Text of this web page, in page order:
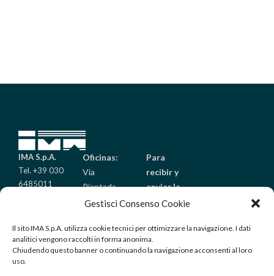
Gestisci Consenso Cookie
Il sito IMA S.p.A. utilizza cookie tecnici per ottimizzare la navigazione. I dati
analitici vengono raccolti in forma anonima.
Chiudendo questo banner o continuando la navigazione acconsenti al loro
uso.
IMA S.p.A.
Tel. +39 030
6485011
info@imaitaly.it
Oficinas:
Via
Piantada
9/A
sull’Oglio
(Brescia) –
Para
recibir y
enviar la
mercancía:
25/A
Palazzolo